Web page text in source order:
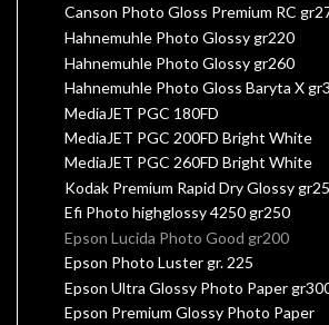
Canson Photo Gloss Premium RC
Hahnemuhle Photo Glossy gr220
Hahnemuhle Photo Glossy gr260
Hahnemuhle Photo Gloss Baryta X
MediaJET PGC 180FD
MediaJET PGC 200FD Bright White
MediaJET PGC 260FD Bright White
Kodak Premium Rapid Dry Glossy
Efi Photo highglossy 4250 gr250
Epson Lucida Photo Good gr200
Epson Photo Luster gr. 225
Epson Ultra Glossy Photo Paper
Epson Premium Glossy Photo Paper